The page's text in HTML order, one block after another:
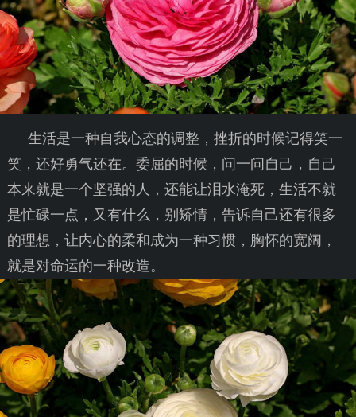
生活是一种自我心态的调整，挫折的时候记得笑一
笑，还好勇气还在。委屈的时候，问一问自己，自己
本来就是一个坚强的人，还能让泪水淹死，生活不就
是忙碌一点，又有什么，别矫情，告诉自己还有很多
的理想，让内心的柔和成为一种习惯，胸怀的宽阔，
就是对命运的一种改造。